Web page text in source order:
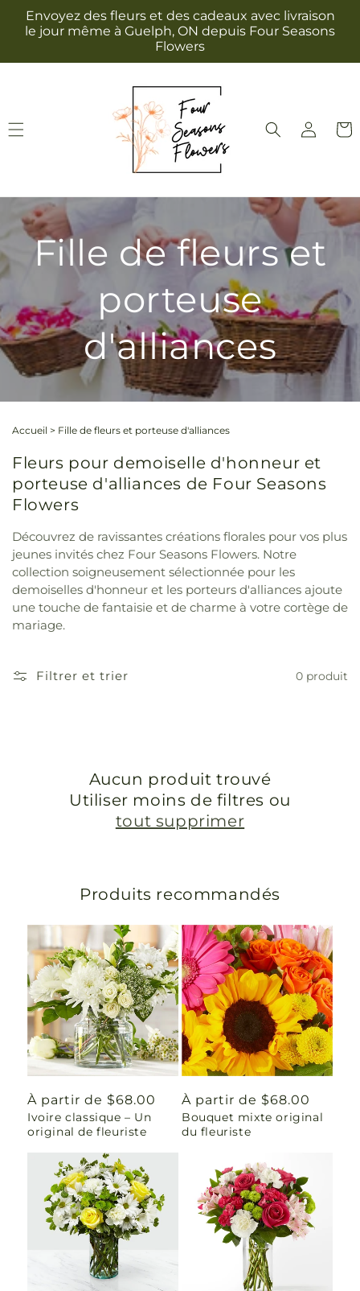
passer
au
Envoyez des fleurs et des cadeaux avec livraison
le jour même à Guelph, ON depuis Four Seasons
Flowers
Connexion
Fille de fleurs et
porteuse
d'alliances
Accueil > Fille de fleurs et porteuse d'alliances
Fleurs pour demoiselle d'honneur et
porteuse d'alliances de Four Seasons
Flowers
Découvrez de ravissantes créations florales pour vos plus
jeunes invités chez Four Seasons Flowers. Notre
collection soigneusement sélectionnée pour les
demoiselles d'honneur et les porteurs d'alliances ajoute
une touche de fantaisie et de charme à votre cortège de
mariage.
Filtrer et trier 0 produit
Aucun produit trouvé
Utiliser moins de filtres ou
tout supprimer
Produits recommandés
Prix
habituel
À partir de $68.00
Ivoire classique – Un
original de fleuriste
Prix
habituel
À partir de $68.00
Bouquet mixte original
du fleuriste